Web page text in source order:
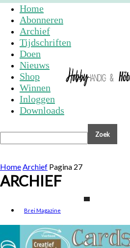
Home
Abonneren
Archief
Tijdschriften
Doen
Nieuws
Shop
Winnen
Inloggen
Downloads
HomeArchief Pagina 27
ARCHIEF
Brei Magazine